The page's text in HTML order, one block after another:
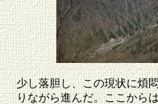
少し落胆し、この現状に煩
りながら進んだ。ここから